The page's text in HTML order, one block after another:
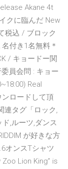
Akane 4t
クに臨んだ New
税込 / ブロック
付き1名無料＊
/ キョードー関
員会問 : キョー
Real
ロードして頂
連タグ「ロック,
,ルーツ,ダンス
が好きな方
オンスTシャツ
Lion King” is